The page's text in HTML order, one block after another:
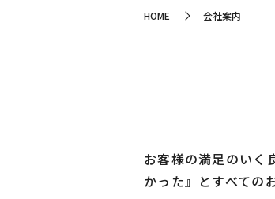
HOME 会社案内
お客様の満足のいく
かった』とすべての